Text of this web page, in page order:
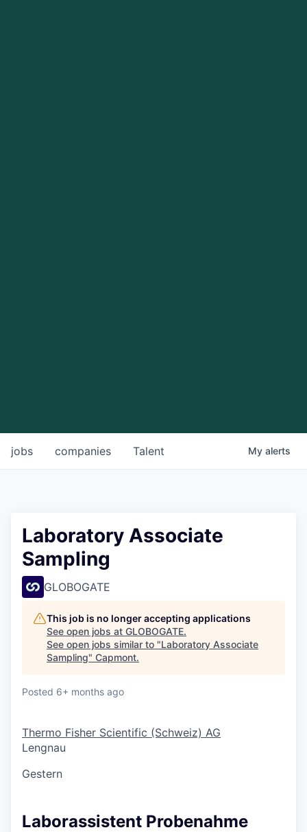
jobs companies Talent My alerts
Laboratory Associate
Sampling
GLOBOGATE
This job is no longer accepting applications
See open jobs at GLOBOGATE.
See open jobs similar to "Laboratory Associate
Sampling" Capmont.
Posted 6+ months ago
Thermo Fisher Scientific (Schweiz) AG
Lengnau
Gestern
Laborassistent Probenahme